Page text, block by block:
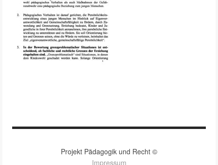
Projekt Pädagogik und Recht ©
Impressum